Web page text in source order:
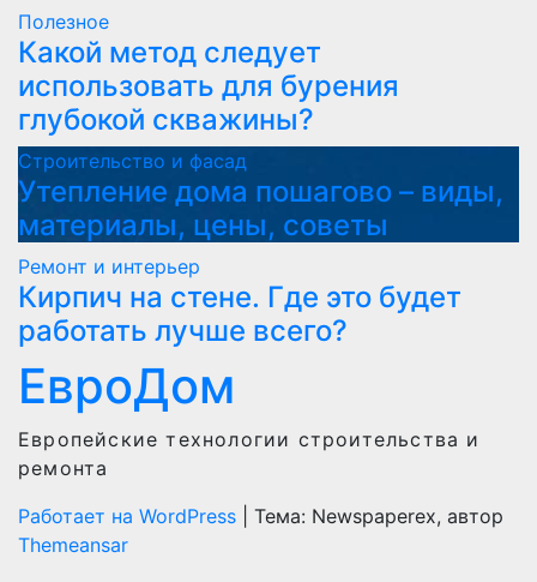
Полезнoe
Какой метод следует
использовать для бурения
глубокой скважины?
Строительство и фасад
Утепление дома пошагово – виды,
материалы, цены, советы
Ремонт и интерьер
Кирпич на стене. Где это будет
работать лучше всего?
ЕвроДом
Европейские технологии строительства и
ремонта
Работает на WordPress
Тема: Newspaperex, автор
Themeansar